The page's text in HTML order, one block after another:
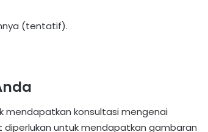
(tentatif).
mendapatkan konsultasi mengenai
untuk mendapatkan gambaran